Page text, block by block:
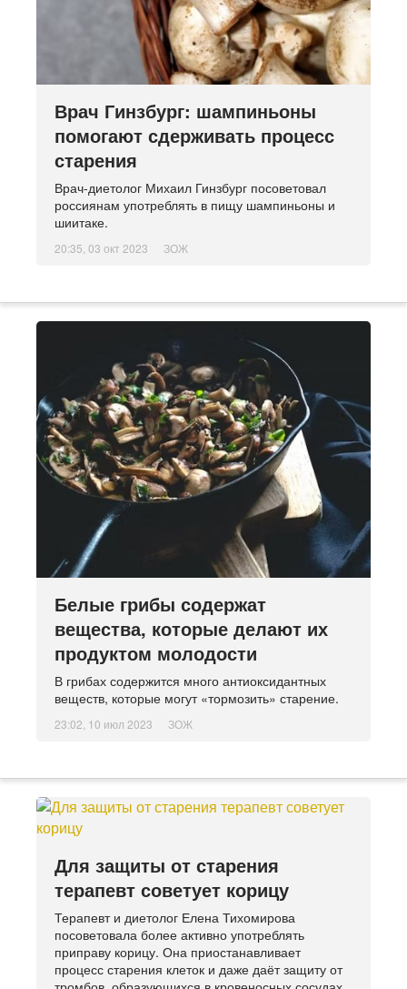
Врач Гинзбург: шампиньоны
помогают сдерживать процесс
старения
Врач-диетолог Михаил Гинзбург посоветовал
россиянам употреблять в пищу шампиньоны и
шиитаке.
20:35, 03 окт 2023 ЗОЖ
Белые грибы содержат
вещества, которые делают их
продуктом молодости
В грибах содержится много антиоксидантных
веществ, которые могут «тормозить» старение.
23:02, 10 июл 2023 ЗОЖ
Для защиты от старения
терапевт советует корицу
Терапевт и диетолог Елена Тихомирова
посоветовала более активно употреблять
приправу корицу. Она приостанавливает
процесс старения клеток и даже даёт защиту от